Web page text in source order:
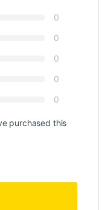
0
0
0
0
0
purchased this